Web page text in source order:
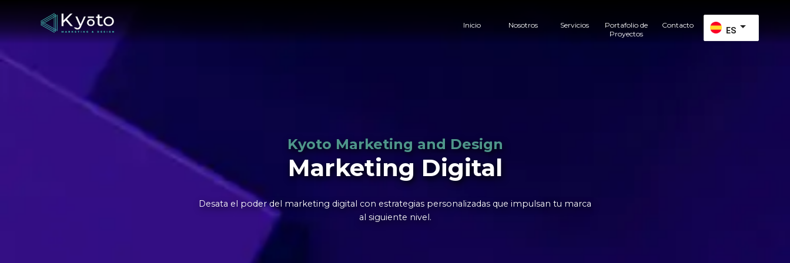
Inicio Nosotros Servicios
Portafolio de
Proyectos
Contacto
ESarrow_drop_down
Kyoto Marketing and Design
Marketing Digital
Desata el poder del marketing digital con estrategias personalizadas que impulsan tu marca
al siguiente nivel.